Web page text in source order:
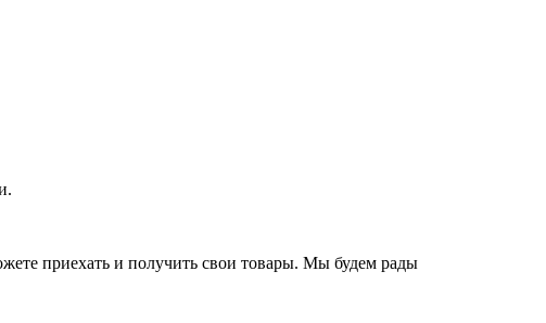
приехать и получить свои товары. Мы будем рады